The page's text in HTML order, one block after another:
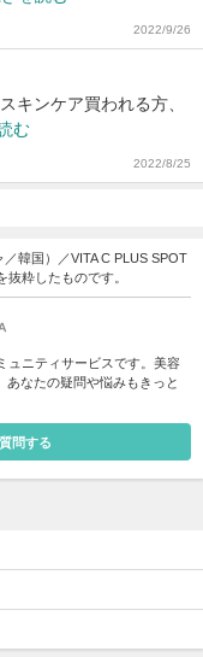
2022/9/26
キンケア買われる方、
む
2022/8/25
韓国）／VITA C PLUS SPOT
粋したものです。
ュニティサービスです。美容
なたの疑問や悩みもきっと
問する